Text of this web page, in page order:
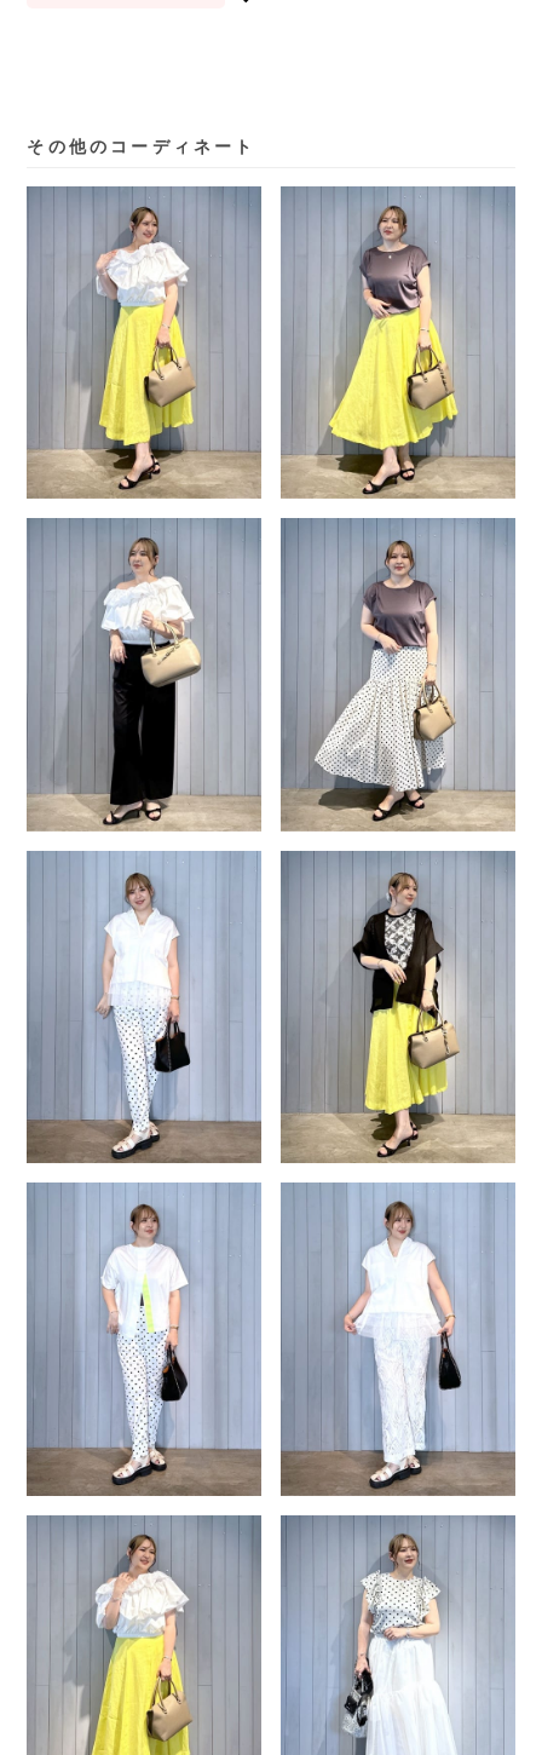
その他のコーディネート